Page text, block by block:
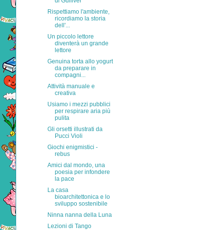
Rispettiamo l'ambiente,
ricordiamo la storia
dell'...
Un piccolo lettore
diventerà un grande
lettore
Genuina torta allo yogurt
da preparare in
compagni...
Attività manuale e
creativa
Usiamo i mezzi pubblici
per respirare aria più
pulita
Gli orsetti illustrati da
Pucci Violi
Giochi enigmistici -
rebus
Amici dal mondo, una
poesia per infondere
la pace
La casa
bioarchitettonica e lo
sviluppo sostenibile
Ninna nanna della Luna
Lezioni di Tango